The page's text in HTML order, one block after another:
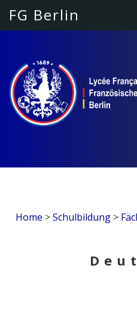
FG Berlin
Home >Schulbildung >